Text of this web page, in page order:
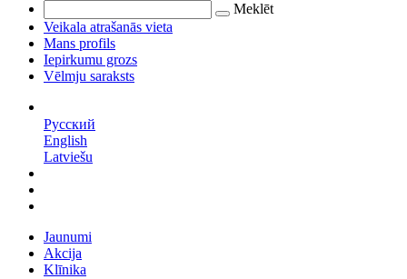
Meklēt
Veikala atrašanās vieta
Mans profils
Iepirkumu grozs
Vēlmju saraksts
Русский
English
Latviešu
Jaunumi
Akcija
Klīnika